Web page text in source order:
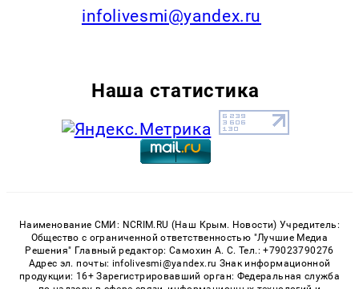
infolivesmi@yandex.ru
Наша статистика
Наименование СМИ: NCRIM.RU (Наш Крым. Новости) Учредитель:
Общество с ограниченной ответственностью "Лучшие Медиа
Решения" Главный редактор: Самохин А. С. Тел.: +79023790276
Адрес эл. почты: infolivesmi@yandex.ru Знак информационной
продукции: 16+ Зарегистрировавший орган: Федеральная служба